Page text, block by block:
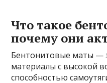
Что такое
почему они
Бентонитовые маты —
материалы с высокой
способностью